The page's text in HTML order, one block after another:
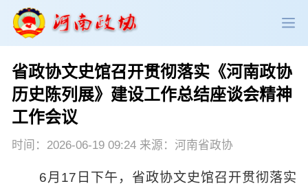
政协领导 政协新闻 政协机构
政协党建
省政协文史馆召开贯彻落实《河南政协
历史陈列展》建设工作总结座谈会精神
工作会议
时间：2026-06-19 09:24 来源：河南省政协
6月17日下午，省政协文史馆召开贯彻落实